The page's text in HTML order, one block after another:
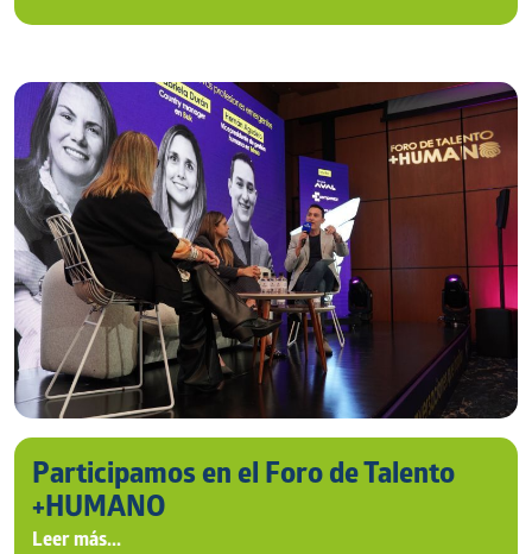
Participamos en el Foro de Talento
+HUMANO
Leer más...